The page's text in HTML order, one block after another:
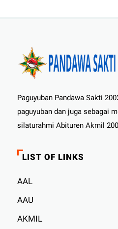
Paguyuban Pandawa Sakti
paguyuban dan juga sebagai
silaturahmi Abituren Akmil
LIST OF LINKS
AAL
AAU
AKMIL